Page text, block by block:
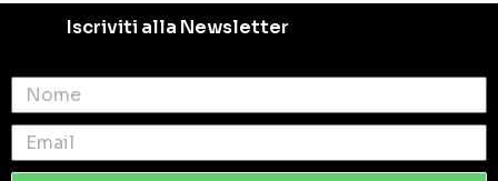
Iscriviti alla Newsletter